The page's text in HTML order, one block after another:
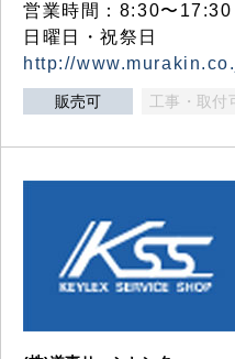
営業時間：8:30〜17:30
日曜日・祝祭日
http://
販売可 工事・取付